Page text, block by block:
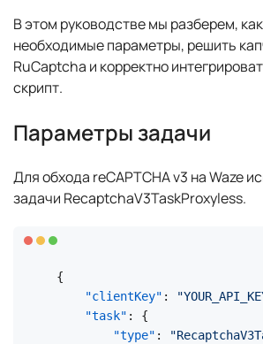
В этом руководстве мы разберем,
необходимые параметры, решить
RuCaptcha и корректно
скрипт.
Параметры задачи
Для обхода reCAPTCHA v3 на Waze
задачи RecaptchaV3TaskProxyless.
{
"clientKey" :
"task" :
{
"type" :